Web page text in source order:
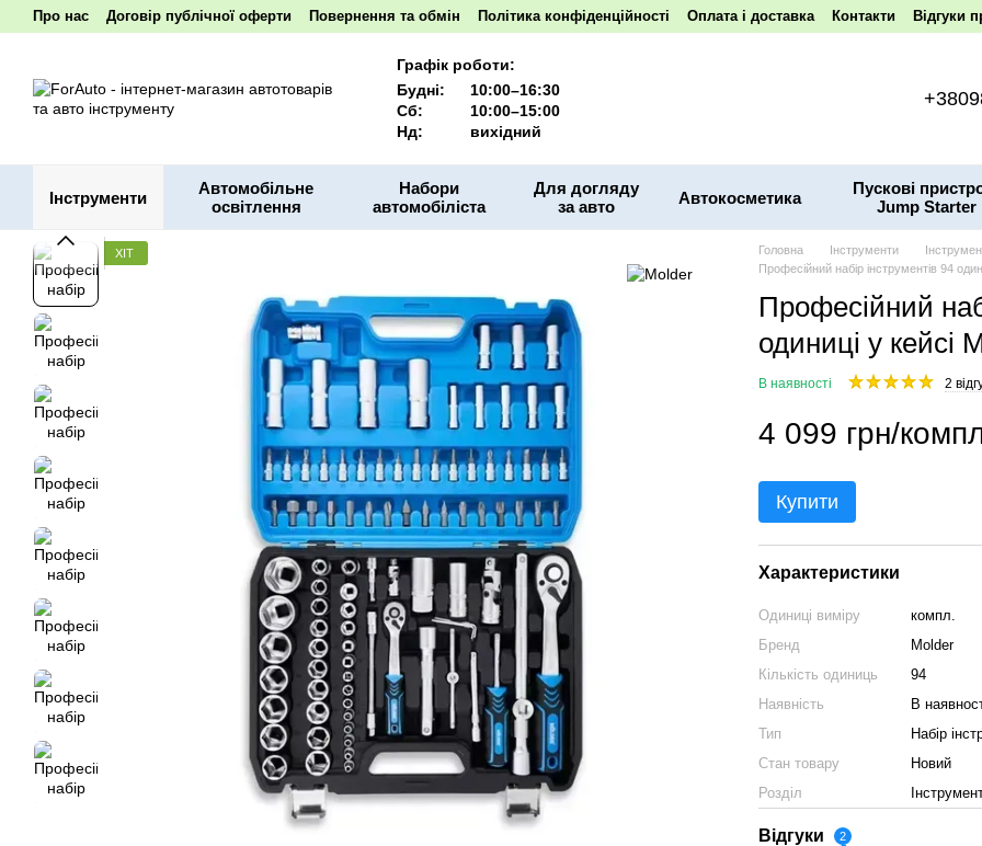
Перейти до основного контенту
Про нас Договір публічної оферти Повернення та обмін Політика конфіденційності Оплата і доставка Контакти
Відгуки
Наші реквізити
Графік роботи:
Будні:
10:00–16:30
Сб:
10:00–15:00
Нд:
вихідний
Інструменти
Автомобільне
освітлення
Набори
автомобіліста
Для догляду
за авто
Автокосметика
Пускові
Jump Starter
ХІТ Головна Інструменти
Професійний набір інструментів 94
Професійний
одиниці у кейсі
В наявності 2
4 099 грн/
Купити
Характеристики
Одиниці виміру
компл.
Бренд
Molder
Кількість одиниць
94
Наявність
В
Тип
Набір
Стан товару
Новий
Розділ
Відгуки 2